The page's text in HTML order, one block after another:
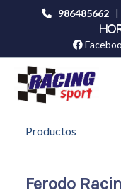
986485662 |
Productos
Ferodo